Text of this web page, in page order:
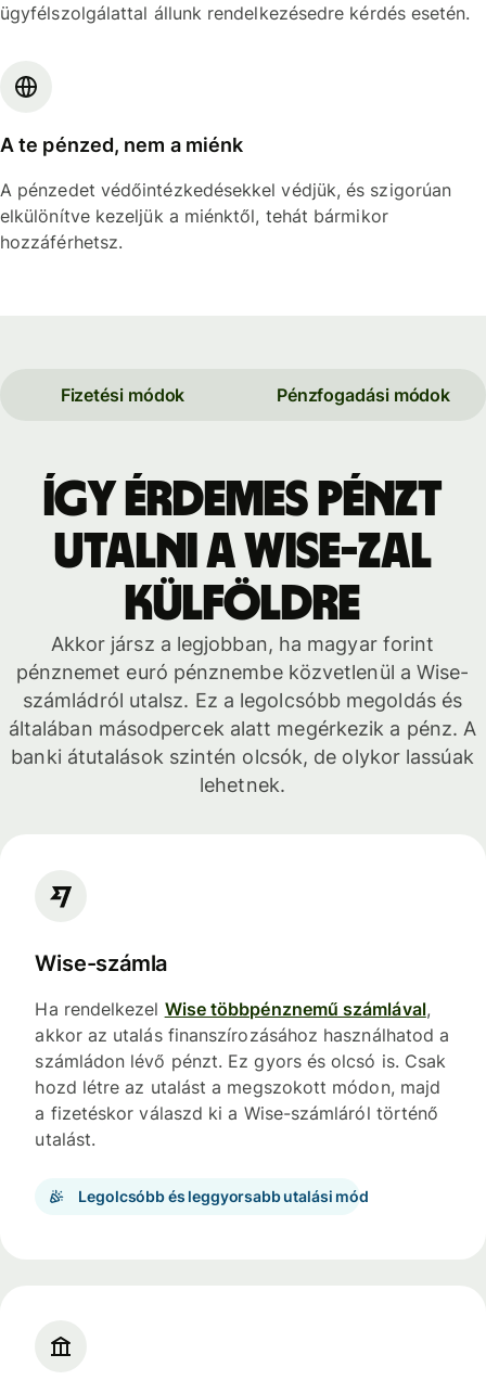
ügyfélszolgálattal állunk rendelkezésedre kérdés esetén.
A te pénzed, nem a miénk
A pénzedet védőintézkedésekkel védjük, és szigorúan
elkülönítve kezeljük a miénktől, tehát bármikor
hozzáférhetsz.
Fizetési módok Pénzfogadási módok
Így érdemes pénzt
utalni a Wise-zal
külföldre
Akkor jársz a legjobban, ha magyar forint
pénznemet euró pénznembe közvetlenül a Wise-
számládról utalsz. Ez a legolcsóbb megoldás és
általában másodpercek alatt megérkezik a pénz. A
banki átutalások szintén olcsók, de olykor lassúak
lehetnek.
Wise-számla
Ha rendelkezel Wise többpénznemű számlával,
akkor az utalás finanszírozásához használhatod a
számládon lévő pénzt. Ez gyors és olcsó is. Csak
hozd létre az utalást a megszokott módon, majd
a fizetéskor válaszd ki a Wise-számláról történő
utalást.
Legolcsóbb és leggyorsabb utalási mód